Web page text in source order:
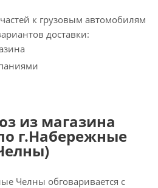
к грузовым автомобилям
доставки:
из магазина
г.Набережные
Челны обговаривается с